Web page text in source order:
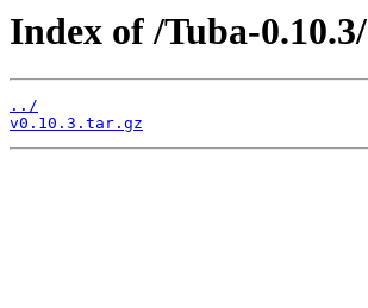
Index of /Tuba-0.10.3/
../
v0.10.3.tar.gz